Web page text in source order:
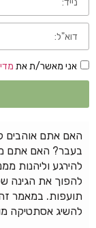
אני מאשר/ת את
האם אתם אוהבים
בעבר? האם אתם
להירגע וליהנות
להפוך את הגינה
תועפות. במאמר
להשיג אסתטיקה